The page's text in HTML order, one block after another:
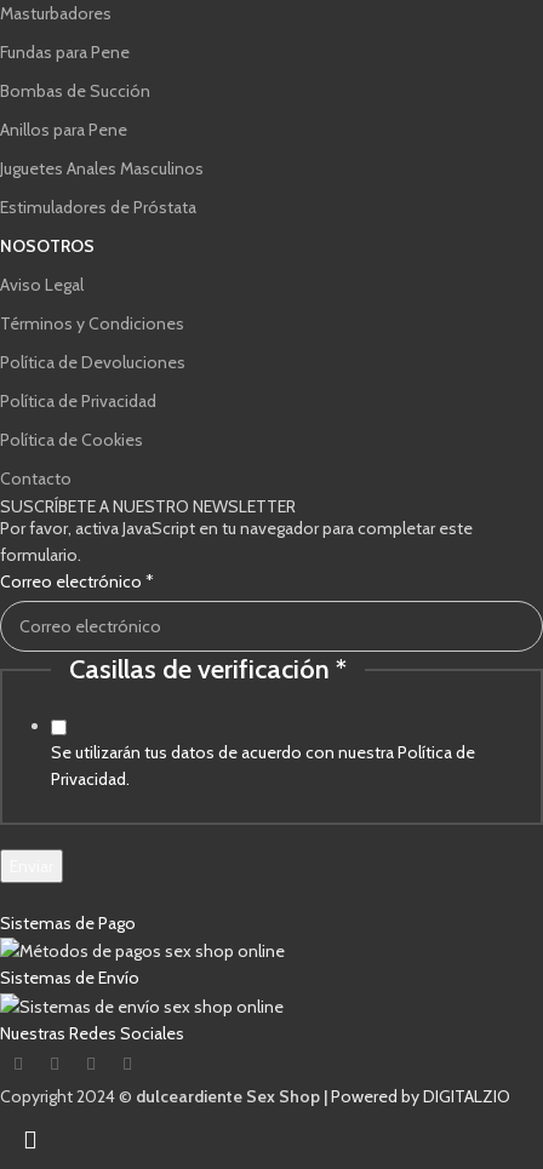
Masturbadores
Fundas para Pene
Bombas de Succión
Anillos para Pene
Juguetes Anales Masculinos
Estimuladores de Próstata
NOSOTROS
Aviso Legal
Términos y Condiciones
Política de Devoluciones
Política de Privacidad
Política de Cookies
Contacto
SUSCRÍBETE A NUESTRO NEWSLETTER
Por favor, activa JavaScript en tu navegador para completar este
formulario.
Casillas
de
Correo
Correo electrónico *
Casillas de verificación *
Se utilizarán tus datos de acuerdo con nuestra Política de
Privacidad.
Sistemas de Pago
Sistemas de Envío
Nuestras Redes Sociales
Copyright 2024 © dulceardiente Sex Shop |Powered by DIGITALZIO